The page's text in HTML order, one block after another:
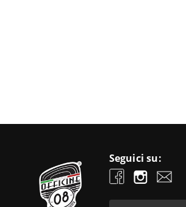
Seguici su: